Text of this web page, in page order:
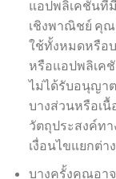
แอปพลิเคชันที่
เชิงพาณิชย์ คุ
ใช้ทั้งหมดหรือ
หรือแอปพลิเค
ไม่ได้รับอนุญาต
บางส่วนหรือเ
วัตถุประสงค์ท
เงื่อนไขแยกต่า
บางครั้งคุณอา